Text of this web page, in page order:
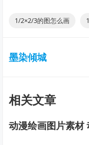
1/2×2/3的图怎么画
墨染傾城ゞ
相关文章
动漫绘画图片素材